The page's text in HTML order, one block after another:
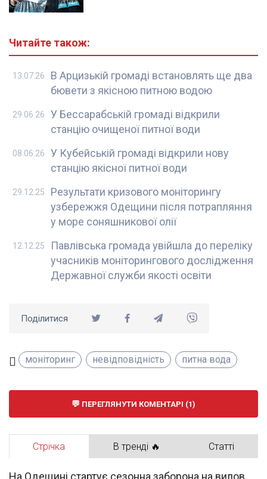
Читайте також:
В Арцизькій громаді встановлять ще два
бювети з якісною питною водою
13.07.26
У Бессарабській громаді відкрили
станцію очищеної питної води
29.06.26
У Кубейській громаді відкрили нову
станцію якісної питної води
08.06.26
Результати кризового моніторингу
узбережжя Одещини після потрапляння
у море соняшникової олії
29.12.25
Павлівська громада увійшла до переліку
учасників моніторингового дослідження
Державної служби якості освіти
12.12.25
Поділитися
моніторинг невідповідність питна вода
ПЕРЕГЛЯНУТИ КОМЕНТАРІ (1)
Стрічка В тренді 🔥 Статті
На Одещині стартує сезонна заборона на вилов